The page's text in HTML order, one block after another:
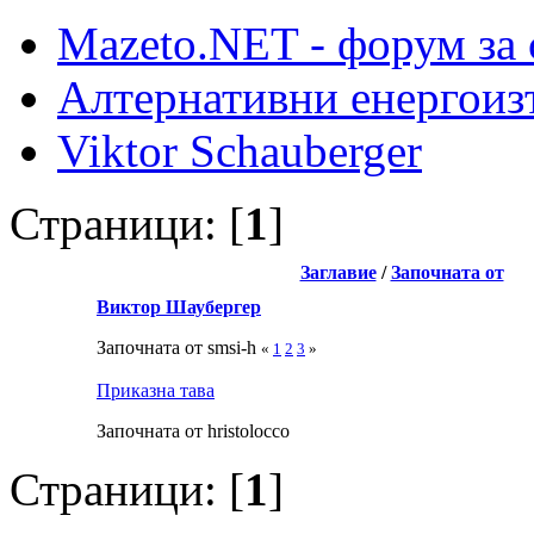
Mazeto.NET - форум за
Алтернативни
Viktor Schauberger
Страници: [1]
Заглавие/Започната от
Виктор Шаубергер
Започната от smsi-h « 1 2 3 »
Приказна тава
Започната от hristolocco
Страници: [1]